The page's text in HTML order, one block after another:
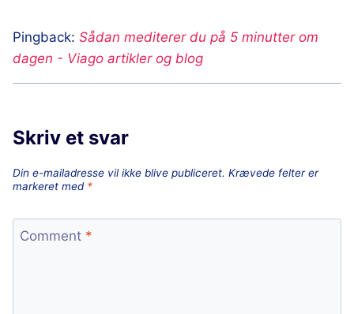
Pingback: Sådan mediterer du på 5 minutter om
dagen - Viago artikler og blog
Skriv et svar
Din e-mailadresse vil ikke blive publiceret. Krævede felter er
markeret med *
Comment *